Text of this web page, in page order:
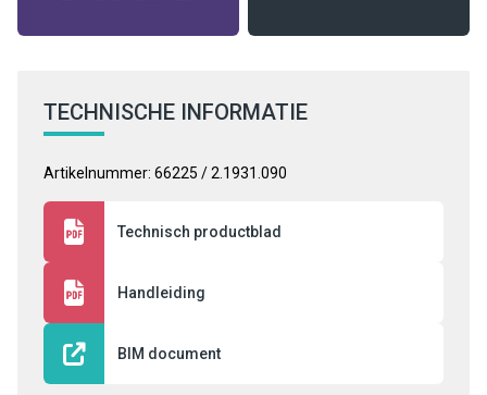
TECHNISCHE INFORMATIE
Artikelnummer: 66225 / 2.1931.090
Technisch productblad
Handleiding
BIM document